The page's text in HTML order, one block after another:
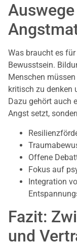
Was braucht es
Bewusstsein.
Menschen
kritisch zu denken
Dazu gehört auch
Angst setzt,
Offene
Fokus auf
Integration
Fazit:
und